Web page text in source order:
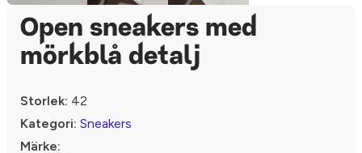
Open sneakers med
mörkblå detalj
Storlek: 42
Kategori: Sneakers
Märke: